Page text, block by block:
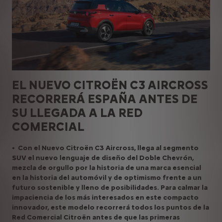
EL NUEVO CITROËN C3 AIRCROSS
RECORRERÁ ESPAÑA ANTES DE
SU LLEGADA A LA RED
COMERCIAL
• Con el Nuevo Citroën C3 Aircross, llega al segmento
SUV el nuevo lenguaje de diseño del Doble Chevrón,
mezcla de orgullo por la historia de una marca esencial
en la historia del automóvil y de optimismo frente a un
futuro sostenible y lleno de posibilidades. Para calmar la
impaciencia de los más interesados en este compacto
innovador, este modelo recorrerá todos los puntos de la
Red Comercial Citroën antes de que las primeras